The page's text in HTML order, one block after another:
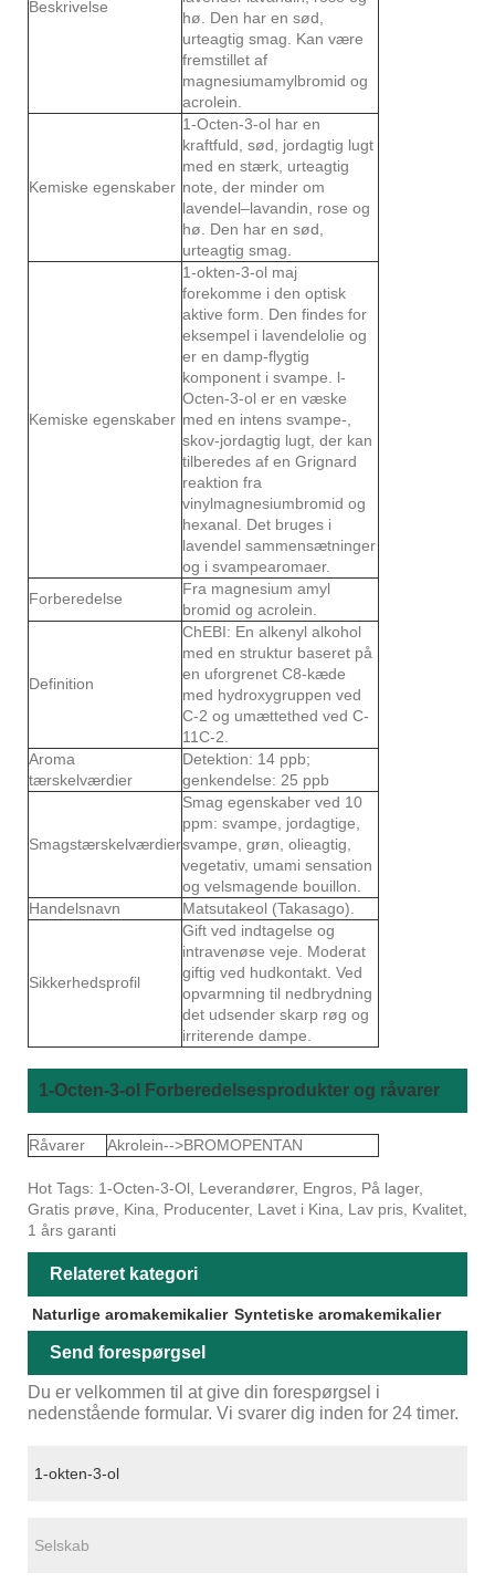
Beskrivelse
hø. Den har en sød,
urteagtig smag. Kan være
fremstillet af
magnesiumamylbromid og
acrolein.
Kemiske egenskaber
1-Octen-3-ol har en
kraftfuld, sød, jordagtig lugt
med en stærk, urteagtig
note, der minder om
lavendel–lavandin, rose og
hø. Den har en sød,
urteagtig smag.
Kemiske egenskaber
1-okten-3-ol maj
forekomme i den optisk
aktive form. Den findes for
eksempel i lavendelolie og
er en damp-flygtig
komponent i svampe. l-
Octen-3-ol er en væske
med en intens svampe-,
skov-jordagtig lugt, der kan
tilberedes af en Grignard
reaktion fra
vinylmagnesiumbromid og
hexanal. Det bruges i
lavendel sammensætninger
og i svampearomaer.
Forberedelse
Fra magnesium amyl
bromid og acrolein.
Definition
ChEBI: En alkenyl alkohol
med en struktur baseret på
en uforgrenet C8-kæde
med hydroxygruppen ved
C-2 og umættethed ved C-
11C-2.
Aroma
tærskelværdier
Detektion: 14 ppb;
genkendelse: 25 ppb
Smagstærskelværdier
Smag egenskaber ved 10
ppm: svampe, jordagtige,
svampe, grøn, olieagtig,
vegetativ, umami sensation
og velsmagende bouillon.
Handelsnavn
Matsutakeol (Takasago).
Sikkerhedsprofil
Gift ved indtagelse og
intravenøse veje. Moderat
giftig ved hudkontakt. Ved
opvarmning til nedbrydning
det udsender skarp røg og
irriterende dampe.
1-Octen-3-ol Forberedelsesprodukter og råvarer
Råvarer Akrolein-->BROMOPENTAN
Hot Tags: 1-Octen-3-Ol, Leverandører, Engros, På lager,
Gratis prøve, Kina, Producenter, Lavet i Kina, Lav pris, Kvalitet,
1 års garanti
Relateret kategori
Naturlige aromakemikalier Syntetiske aromakemikalier
Send forespørgsel
Du er velkommen til at give din forespørgsel i
nedenstående formular. Vi svarer dig inden for 24 timer.